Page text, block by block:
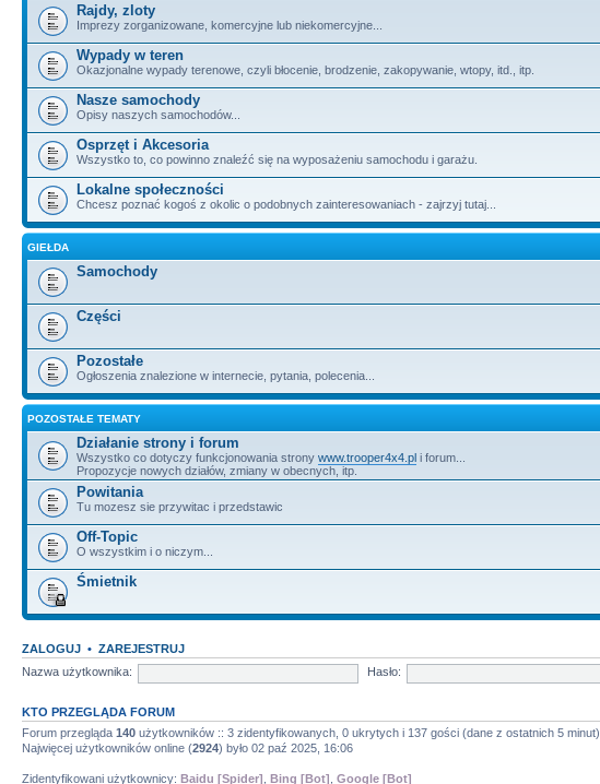
Rajdy, zloty
Imprezy zorganizowane, komercyjne lub niekomercyjne...
Wypady w teren
Okazjonalne wypady terenowe, czyli błocenie, brodzenie, zakopywanie, wtopy, itd., itp.
Nasze samochody
Opisy naszych samochodów...
Osprzęt i Akcesoria
Wszystko to, co powinno znaleźć się na wyposażeniu samochodu i garażu.
Lokalne społeczności
Chcesz poznać kogoś z okolic o podobnych zainteresowaniach - zajrzyj tutaj...
GIEŁDA
Samochody
Części
Pozostałe
Ogłoszenia znalezione w internecie, pytania, polecenia...
POZOSTAŁE TEMATY
Działanie strony i forum
Wszystko co dotyczy funkcjonowania strony www.trooper4x4.pl i forum...
Propozycje nowych działów, zmiany w obecnych, itp.
Powitania
Tu mozesz sie przywitac i przedstawic
Off-Topic
O wszystkim i o niczym...
Śmietnik
ZALOGUJ • ZAREJESTRUJ
Nazwa użytkownika:
Hasło:
KTO PRZEGLĄDA FORUM
Forum przegląda 140 użytkowników :: 3 zidentyfikowanych, 0 ukrytych i 137 gości (dane z ostatnich 5 minut)
Najwięcej użytkowników online (2924) było 02 paź 2025, 16:06
Zidentyfikowani użytkownicy: Baidu [Spider] Bing [Bot] Google [Bot]